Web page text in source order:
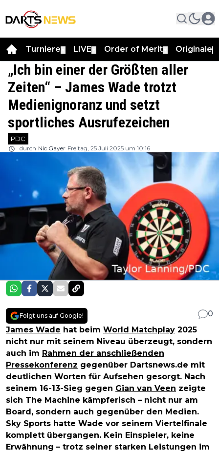
Turniere LIVE Order of Merit Originale
„Ich bin einer der Größten aller
Zeiten“ – James Wade trotzt
Medienignoranz und setzt
sportliches Ausrufezeichen
PDC
durch Nic Gayer Freitag, 25 Juli 2025 um 10:16
Folgt uns auf Google!
0
James Wade hat beim World Matchplay 2025
nicht nur mit seinem Niveau überzeugt, sondern
auch im Rahmen der anschließenden
Pressekonferenz gegenüber Dartsnews.de mit
deutlichen Worten für Aufsehen gesorgt. Nach
seinem 16-13-Sieg gegen Gian van Veen zeigte
sich The Machine kämpferisch – nicht nur am
Board, sondern auch gegenüber den Medien.
Sky Sports hatte Wade vor seinem Viertelfinale
komplett übergangen. Kein Einspieler, keine
Erwähnung – trotz seiner starken Leistungen im